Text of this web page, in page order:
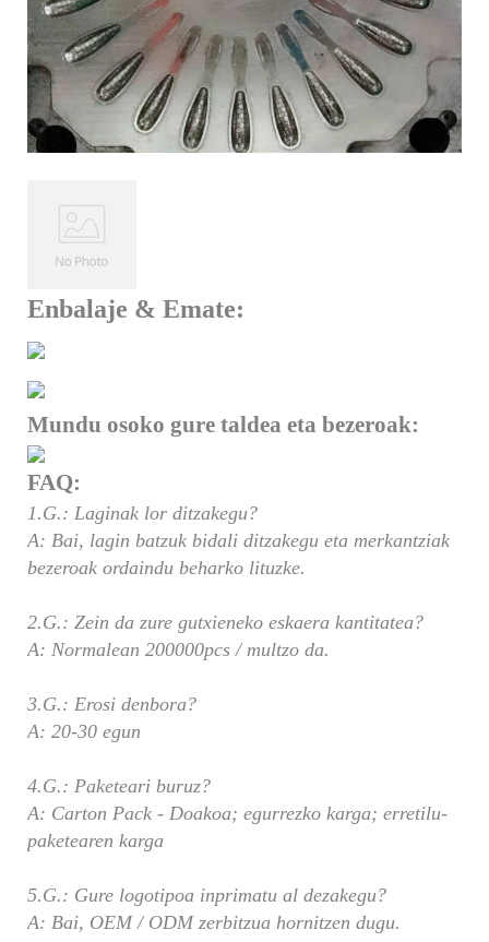
Enbalaje & Emate:
Mundu osoko gure taldea eta bezeroak:
FAQ:
1.G.: Laginak lor ditzakegu?
A: Bai, lagin batzuk bidali ditzakegu eta merkantziak
bezeroak ordaindu beharko lituzke.
2.G.: Zein da zure gutxieneko eskaera kantitatea?
A: Normalean 200000pcs / multzo da.
3.G.: Erosi denbora?
A: 20-30 egun
4.G.: Paketeari buruz?
A: Carton Pack - Doakoa; egurrezko karga; erretilu-
paketearen karga
5.G.: Gure logotipoa inprimatu al dezakegu?
A: Bai, OEM / ODM zerbitzua hornitzen dugu.